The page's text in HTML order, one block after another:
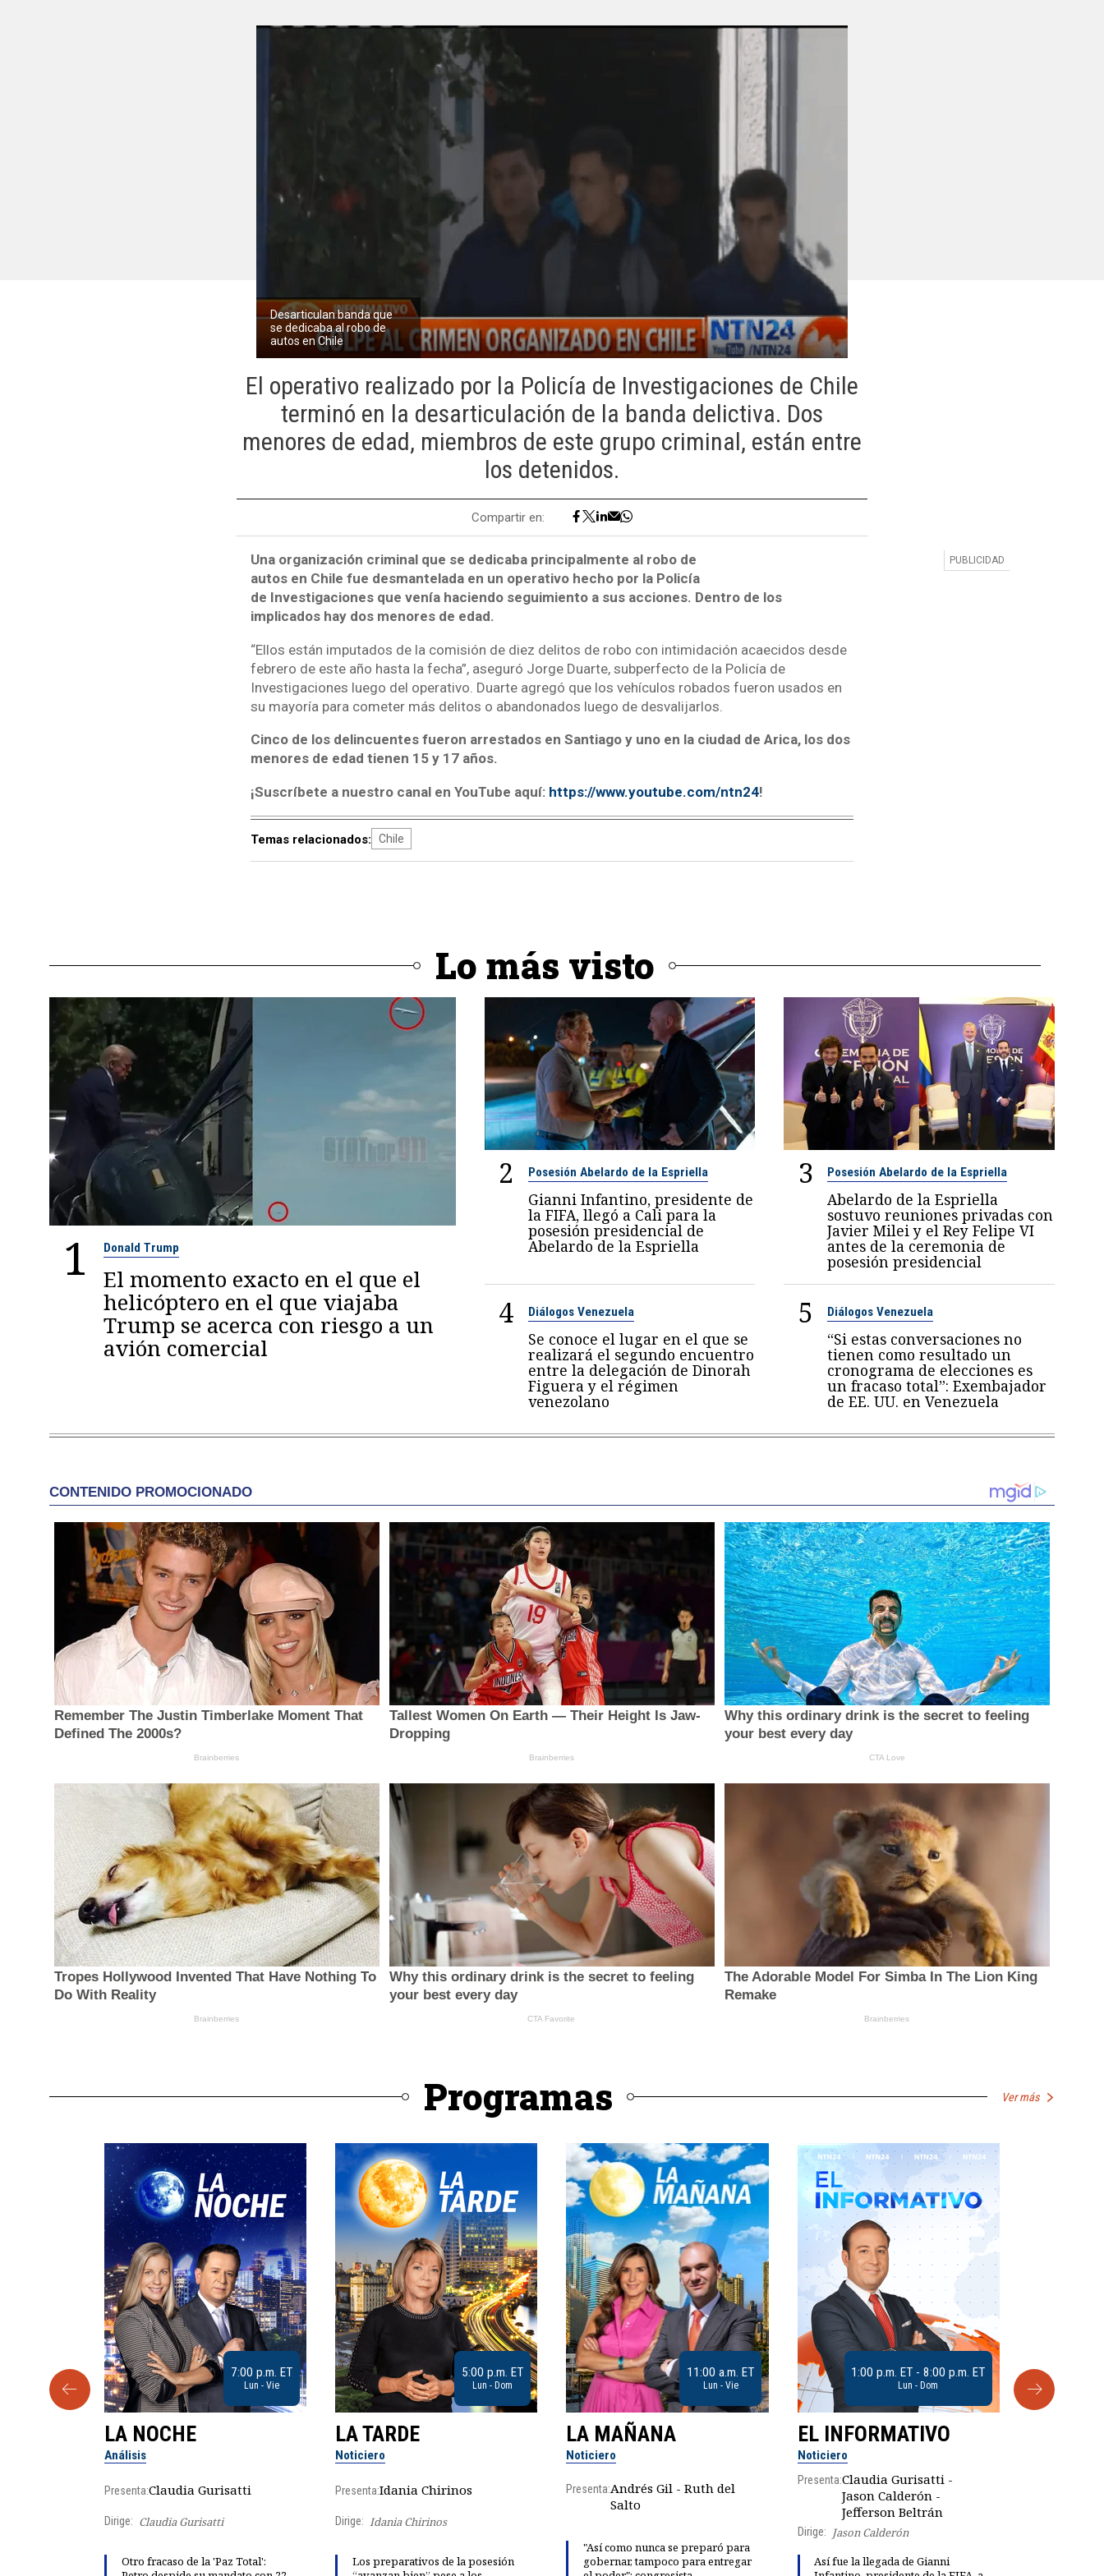
Desarticulan banda que
se dedicaba al robo de
autos en Chile
El operativo realizado por la Policía de Investigaciones de Chile
terminó en la desarticulación de la banda delictiva. Dos
menores de edad, miembros de este grupo criminal, están entre
los detenidos.
Compartir en:
Una organización criminal que se dedicaba principalmente al robo de
autos en Chile fue desmantelada en un operativo hecho por la Policía
de Investigaciones que venía haciendo seguimiento a sus acciones. Dentro de los
implicados hay dos menores de edad.
“Ellos están imputados de la comisión de diez delitos de robo con intimidación acaecidos desde
febrero de este año hasta la fecha”, aseguró Jorge Duarte, subperfecto de la Policía de
Investigaciones luego del operativo. Duarte agregó que los vehículos robados fueron usados en
su mayoría para cometer más delitos o abandonados luego de desvalijarlos.
Cinco de los delincuentes fueron arrestados en Santiago y uno en la ciudad de Arica, los dos
menores de edad tienen 15 y 17 años.
¡Suscríbete a nuestro canal en YouTube aquí: https://www.youtube.com/ntn24!
Temas relacionados: Chile
Lo más visto
1 Donald Trump
El momento exacto en el que el
helicóptero en el que viajaba
Trump se acerca con riesgo a un
avión comercial
2 Posesión Abelardo de la Espriella
Gianni Infantino, presidente de
la FIFA, llegó a Cali para la
posesión presidencial de
Abelardo de la Espriella
3 Posesión Abelardo de la Espriella
Abelardo de la Espriella
sostuvo reuniones privadas con
Javier Milei y el Rey Felipe VI
antes de la ceremonia de
posesión presidencial
4 Diálogos Venezuela
Se conoce el lugar en el que se
realizará el segundo encuentro
entre la delegación de Dinorah
Figuera y el régimen
venezolano
5 Diálogos Venezuela
“Si estas conversaciones no
tienen como resultado un
cronograma de elecciones es
un fracaso total”: Exembajador
de EE. UU. en Venezuela
Programas Ver más
9:30 a.m. ET 7:00 p.m. ET
Lun - Vie
LA NOCHE
Análisis
Presenta:Claudia Gurisatti
Dirige: Claudia Gurisatti
Otro fracaso de la 'Paz Total':
5:00 p.m. ET
Lun - Dom
LA TARDE
Noticiero
Presenta:Idania Chirinos
Dirige: Idania Chirinos
Los preparativos de la posesión
11:00 a.m. ET
Lun - Vie
LA MAÑANA
Noticiero
Presenta:Andrés Gil - Ruth del
Salto
"Así como nunca se preparó para
gobernar, tampoco para entregar
1:00 p.m. ET - 8:00 p.m. ET
Lun - Dom
EL INFORMATIVO
Noticiero
Presenta:Claudia Gurisatti -
Jason Calderón -
Jefferson Beltrán
Dirige:
Jason Calderón
Así fue la llegada de Gianni